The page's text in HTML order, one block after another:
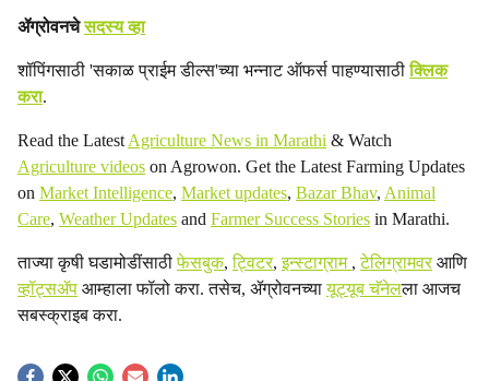
l
s
a
r
e
ॲग्रोवनचेसदस्य व्हा
शॉपिंगसाठी 'सकाळ प्राईम डील्स'च्या भन्नाट ऑफर्स पाहण्यासाठीक्लिक
करा.
Read the Latest Agriculture News in Marathi & Watch
Agriculture videos on Agrowon. Get the Latest Farming Updates
on Market Intelligence, Market updates, Bazar Bhav, Animal
Care, Weather Updates and Farmer Success Stories in Marathi.
ताज्या कृषी घडामोडींसाठीफेसबुक,ट्विटर,इन्स्टाग्राम ,टेलिग्रामवरआणि
व्हॉट्सॲप आम्हाला फॉलो करा. तसेच, ॲग्रोवनच्यायूट्यूब चॅनेलला आजच
सबस्क्राइब करा.